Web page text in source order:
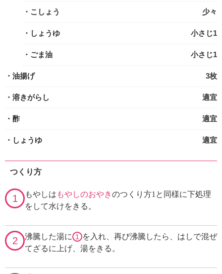
・こしょう 少々
・しょうゆ 小さじ1
・ごま油 小さじ1
・油揚げ 3枚
・溶きがらし 適宜
・酢 適宜
・しょうゆ 適宜
つくり方
1 もやしは もやしのおやきのつくり方1と同様に下処理
をして水けをきる。
2 沸騰した湯に 1 を入れ、再び沸騰したら、はしで混ぜ
てざるに上げ、湯をきる。